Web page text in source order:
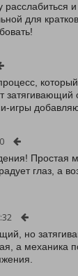
для
игры
Простая
глаз, а
но
а механика